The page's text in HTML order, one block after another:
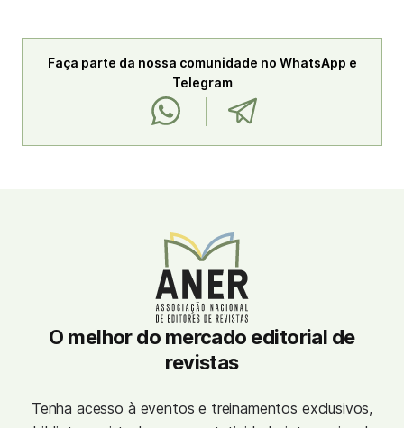
Faça parte da nossa comunidade no WhatsApp e
Telegram
O melhor do mercado editorial de
revistas
Tenha acesso à eventos e treinamentos exclusivos,